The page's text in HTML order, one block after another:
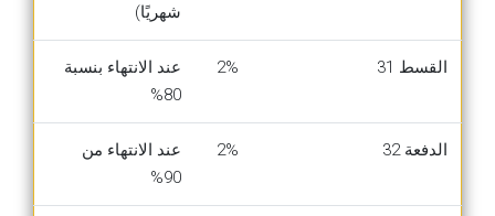
شهريًا)
القسط 31 2%
عند الانتهاء بنسبة
80%
الدفعة 32 2%
عند الانتهاء من
90%